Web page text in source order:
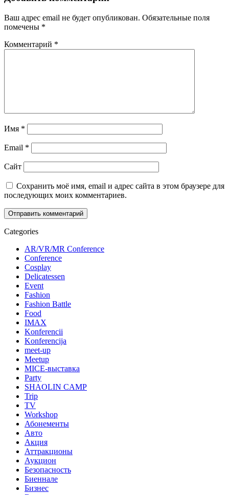
Ваш адрес email не будет опубликован. Обязательные поля
помечены *
Комментарий *
Имя *
Email *
Сайт
Сохранить моё имя, email и адрес сайта в этом браузере для
последующих моих комментариев.
Categories
AR/VR/MR Conference
Conference
Cosplay
Delicatessen
Event
Fashion
Fashion Battle
Food
IMAX
Konferencii
Konferencija
meet-up
Meetup
MICE-выставка
Party
SHAOLIN CAMP
Trip
TV
Workshop
Абонементы
Авто
Акция
Аттракционы
Аукцион
Безопасность
Биеннале
Бизнес